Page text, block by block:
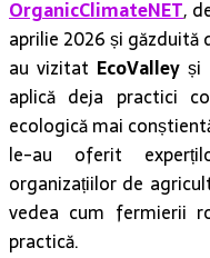
OrganicClimateNET,
aprilie 2026 și găzduită
au vizitat EcoValley și
aplică deja practici
ecologică mai
le-au oferit
organizațiilor de
vedea cum fermierii
practică.